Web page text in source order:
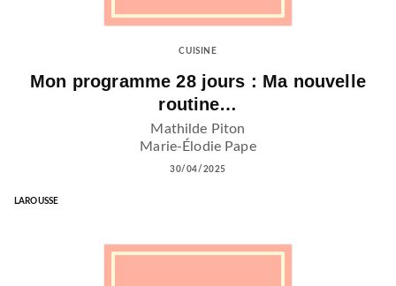
CUISINE
Mon programme 28 jours : Ma nouvelle
routine…
Mathilde Piton
Marie-Élodie Pape
30/04/2025
LAROUSSE